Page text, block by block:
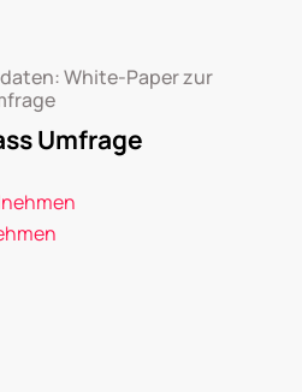
White-Paper zur
Umfrage